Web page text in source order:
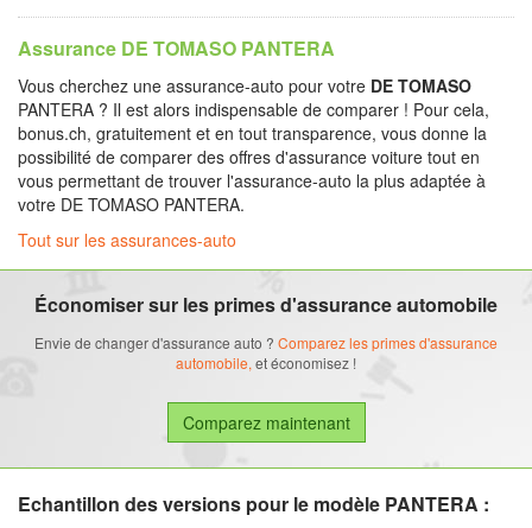
Assurance DE TOMASO PANTERA
Vous cherchez une assurance-auto pour votre DE TOMASO
PANTERA ? Il est alors indispensable de comparer ! Pour cela,
bonus.ch, gratuitement et en tout transparence, vous donne la
possibilité de comparer des offres d'assurance voiture tout en
vous permettant de trouver l'assurance-auto la plus adaptée à
votre DE TOMASO PANTERA.
Tout sur les assurances-auto
Économiser sur les primes d'assurance automobile
Envie de changer d'assurance auto ? Comparez les primes d'assurance
automobile, et économisez !
Echantillon des versions pour le modèle PANTERA :